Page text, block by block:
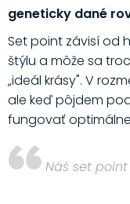
geneticky dané
Set point závisí od
štýlu a môže sa
„ideál krásy". V
ale keď pôjdem
fungovať
Náš set